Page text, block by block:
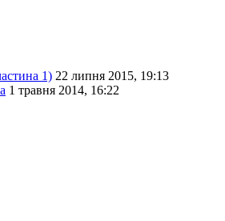
1) 22 липня 2015, 19:13
1 травня 2014, 16:22